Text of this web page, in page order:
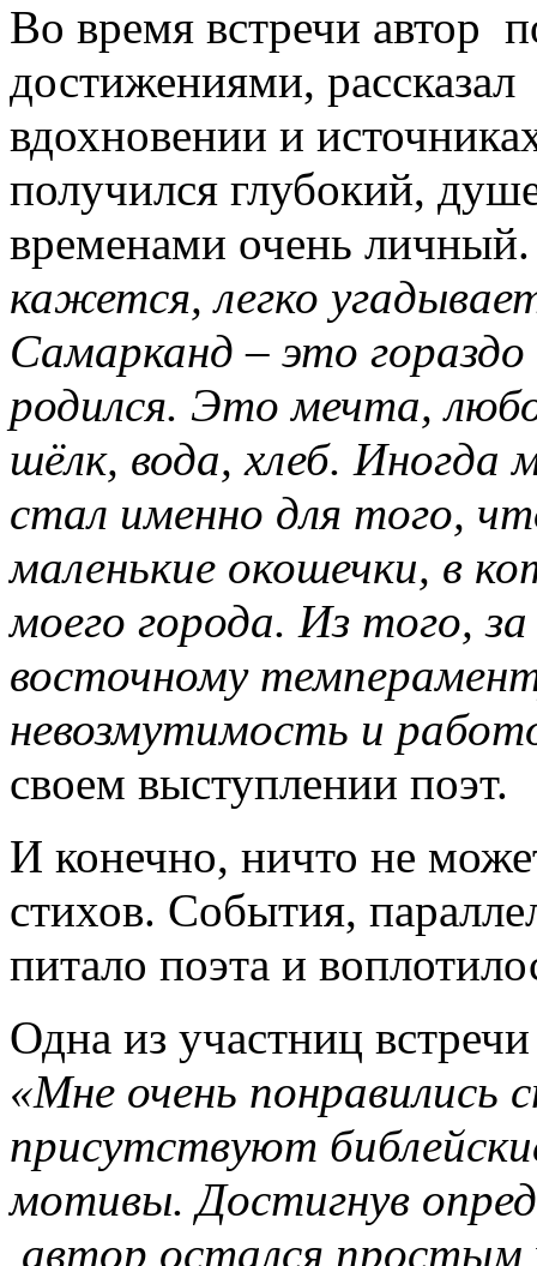
Во время встречи автор
достижениями,
вдохновении и
получился глубокий,
временами очень
кажется, легко
Самарканд – это
родился. Это мечта,
шёлк, вода, хлеб.
стал именно для того,
маленькие окошечки, в
моего города. Из того,
восточному
невозмутимость и
своем выступлении поэт.
И конечно, ничто не
стихов. События,
питало поэта и
Одна из участниц
«Мне очень понравились
присутствуют
мотивы. Достигнув
автор остался